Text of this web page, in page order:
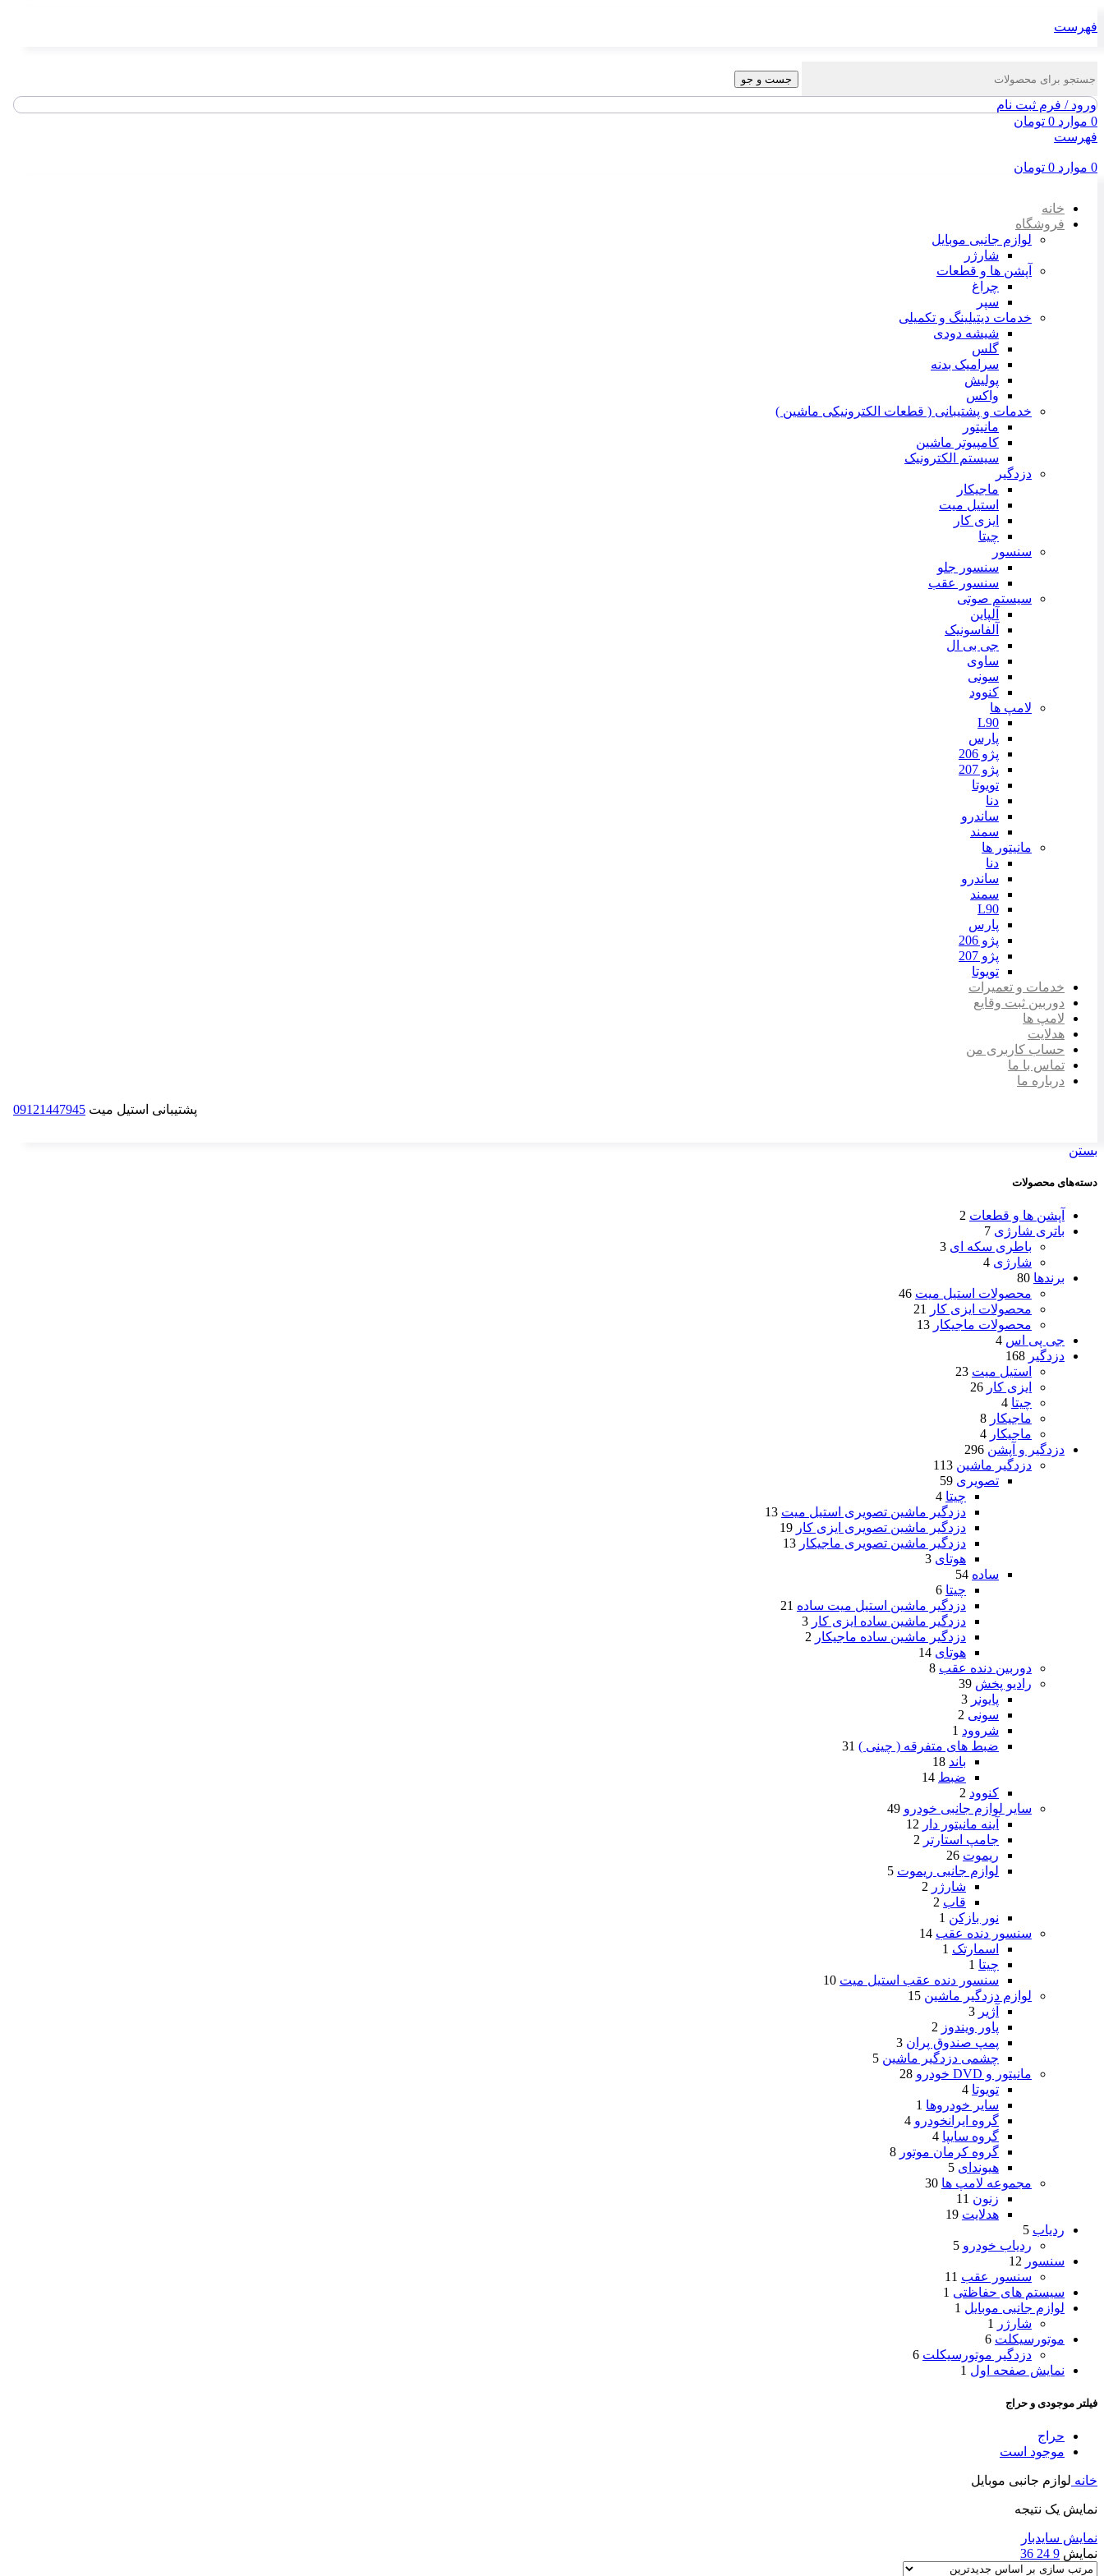
فهرست
جست و جو
ورود / فرم ثبت نام
0 موارد 0 تومان
فهرست
0 موارد 0 تومان
خانه
فروشگاه
لوازم جانبی موبایل
شارژر
آپشن ها و قطعات
چراغ
سپر
خدمات دیتیلینگ و تکمیلی
شیشه دودی
گلس
سرامیک بدنه
پولیش
واکس
خدمات و پشتیبانی ( قطعات الکترونیکی ماشین )
مانیتور
کامپیوتر ماشین
سیستم الکترونیک
دزدگیر
ماجیکار
استیل میت
ایزی کار
چیتا
سنسور
سنسور جلو
سنسور عقب
سیستم صوتی
آلپاین
آلفاسونیک
جی بی ال
ساوی
سونی
کنوود
لامپ ها
L90
پارس
پژو 206
پژو 207
تویوتا
دنا
ساندرو
سمند
مانیتور ها
دنا
ساندرو
سمند
L90
پارس
پژو 206
پژو 207
تویوتا
خدمات و تعمیرات
دوربین ثبت وقایع
لامپ ها
هدلایت
حساب کاربری من
تماس با ما
درباره ما
پشتیبانی استیل میت 09121447945
بستن
دسته‌های محصولات
آپشن ها و قطعات 2
باتری شارژی 7
باطری سکه ای 3
شارژی 4
برندها 80
محصولات استیل میت 46
محصولات ایزی کار
21
محصولات ماجیکار 13
جی پی اس 4
دزدگیر 168
استیل میت 23
ایزی کار 26
چیتا 4
ماجیکار 8
ماجیکار 4
دزدگیر و آپشن 296
دزدگیر ماشین 113
تصویری 59
چیتا 4
دزدگیر ماشین تصویری استیل میت 13
دزدگیر ماشین تصویری ایزی کار 19
دزدگیر ماشین تصویری ماجیکار 13
هوتای 3
ساده 54
چیتا 6
دزدگیر ماشین استیل میت ساده 21
دزدگیر ماشین ساده ایزی کار 3
دزدگیر ماشین ساده ماجیکار 2
هوتای 14
دوربین دنده عقب 8
رادیو پخش 39
پایونر 3
سونی 2
شروود 1
ضبط های متفرقه ( چینی ) 31
باند 18
ضبط 14
کنوود 2
سایر لوازم جانبی خودرو 49
آینه مانیتور دار 12
جامپ استارتر 2
ریموت 26
لوازم جانبی ریموت 5
شارژر 2
قاب 2
نور بازکن 1
سنسور دنده عقب 14
اسمارتک 1
چیتا 1
سنسور دنده عقب استیل میت 10
لوازم دزدگیر ماشین 15
آژیر 3
پاور ویندوز 2
پمپ صندوق پران 3
چشمی دزدگیر ماشین 5
مانیتور و DVD خودرو
28
تویوتا 4
سایر خودروها 1
گروه ایرانخودرو 4
گروه سایپا 4
گروه کرمان موتور 8
هیوندای 5
مجموعه لامپ ها 30
زنون 11
هدلایت 19
ردیاب 5
ردیاب خودرو 5
سنسور 12
سنسور عقب 11
سیستم های حفاظتی 1
لوازم جانبی موبایل 1
شارژر
1
موتورسیکلت 6
دزدگیر موتورسیکلت 6
نمایش صفحه اول 1
فیلتر موجودی و حراج
حراج
موجود است
خانه لوازم جانبی موبایل
نمایش یک نتیجه
نمایش سایدبار
نمایش 9
24
36